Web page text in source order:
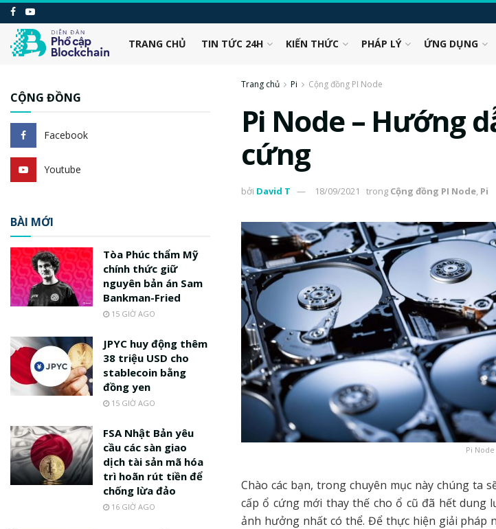
TRANG CHỦ TIN TỨC 24H KIẾN THỨC PHÁP LÝ ỨNG DỤNG
Trang chủ Pi Cộng đồng PI Node
Pi Node – Hướng
cứng
bởi David T 18/09/2021 trong Cộng đồng PI Node, Pi
Pi
Chào các bạn, trong chuyên mục này chúng ta
cấp ổ cứng mới thay thế cho ổ cũ đã hết dung
ảnh hưởng nhất có thể. Để thực hiện giải pháp
CỘNG ĐỒNG
Facebook
Youtube
BÀI MỚI
Tòa Phúc thẩm Mỹ
chính thức giữ
nguyên bản án Sam
Bankman-Fried
15 GIỜ AGO
JPYC huy động thêm
38 triệu USD cho
stablecoin bằng
đồng yen
15 GIỜ AGO
FSA Nhật Bản yêu
cầu các sàn giao
dịch tài sản mã hóa
trì hoãn rút tiền để
chống lừa đảo
16 GIỜ AGO